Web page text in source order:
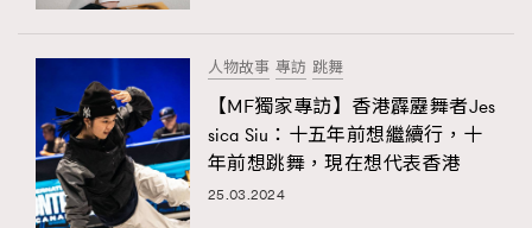
人物故事 專訪 跳舞
【MF獨家專訪】香港霹靂舞者Jes
sica Siu：十五年前想繼續行，十
年前想跳舞，現在想代表香港
25.03.2024